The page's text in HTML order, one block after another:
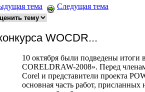
тема Следущая тема
WOCDR...
10 октября были подведены итоги
CORELDRAW-2008». Перед
Corel и представители проекта
основная часть работ,